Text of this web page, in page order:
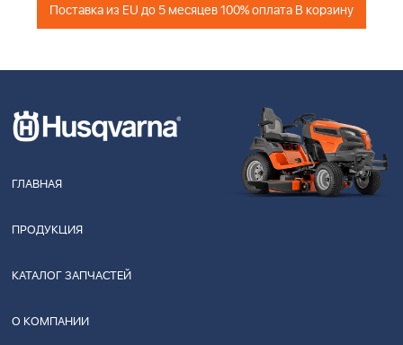
Поставка из EU до 5 месяцев 100% оплата В корзину
ГЛАВНАЯ
ПРОДУКЦИЯ
КАТАЛОГ ЗАПЧАСТЕЙ
О КОМПАНИИ